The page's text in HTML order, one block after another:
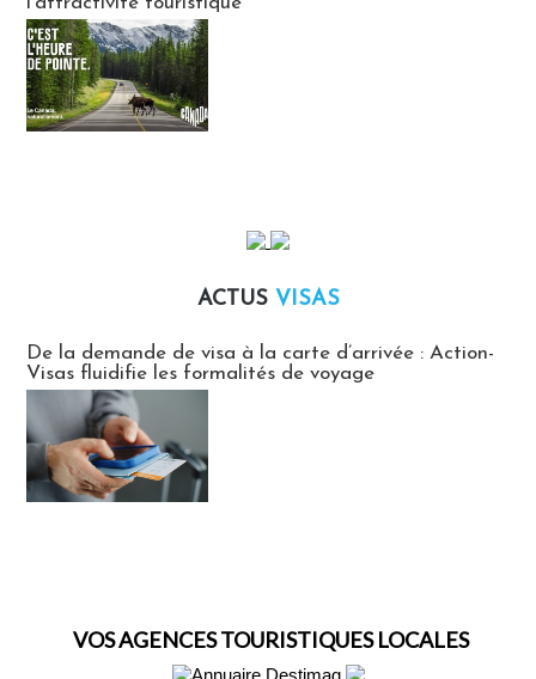
ACTUS VISAS
De la demande de visa à la carte d’arrivée : Action-
Visas fluidifie les formalités de voyage
VOS AGENCES TOURISTIQUES LOCALES